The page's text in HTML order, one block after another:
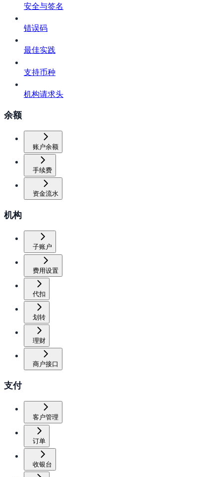
安全与签名
错误码
最佳实践
支持币种
机构请求头
余额
账户余额
手续费
资金流水
机构
子账户
费用设置
代扣
划转
理财
商户接口
支付
客户管理
订单
收银台